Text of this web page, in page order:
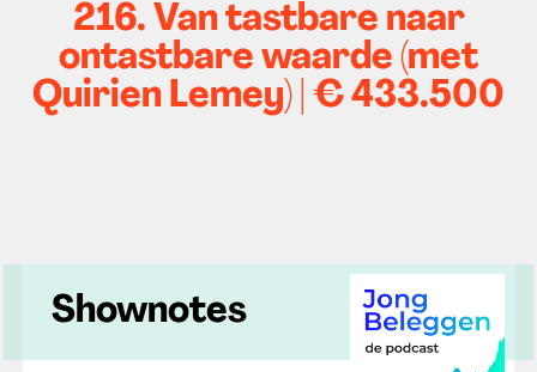
216. Van tastbare naar
ontastbare waarde (met
Quirien Lemey) | € 433.500
Shownotes